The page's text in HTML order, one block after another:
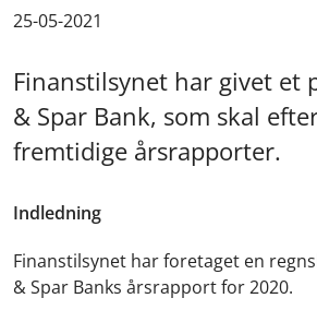
25-05-2021
Finanstilsynet har givet et
& Spar Bank, som skal
fremtidige årsrapporter.
Indledning
Finanstilsynet har foretaget en
& Spar Banks årsrapport for 2020.